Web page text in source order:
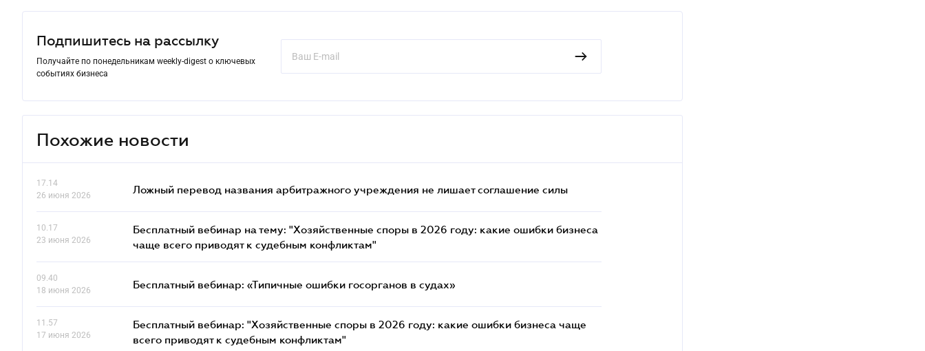
Подпишитесь на рассылку
Получайте по понедельникам weekly-digest о ключевых
событиях бизнеса
Похожие новости
17.14
26 июня 2026
Ложный перевод названия арбитражного учреждения не лишает соглашение силы
10.17
23 июня 2026
Бесплатный вебинар на тему: "Хозяйственные споры в 2026 году: какие ошибки бизнеса
чаще всего приводят к судебным конфликтам"
09.40
18 июня 2026
Бесплатный вебинар: «Типичные ошибки госорганов в судах»
11.57
17 июня 2026
Бесплатный вебинар: "Хозяйственные споры в 2026 году: какие ошибки бизнеса чаще
всего приводят к судебным конфликтам"